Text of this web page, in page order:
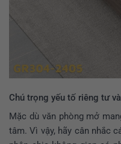
Chú trọng yếu tố riêng tư
Mặc dù văn phòng mở
tâm. Vì vậy, hãy cân nhắc